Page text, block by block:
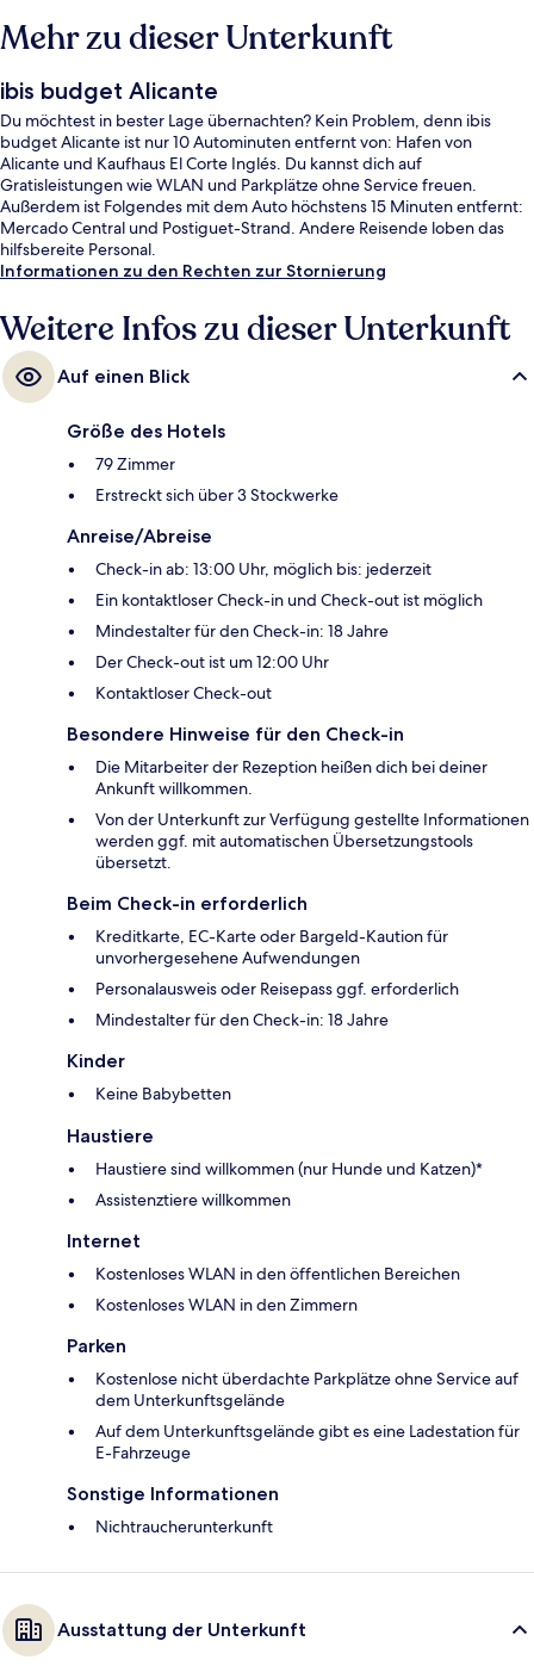
Mehr zu dieser Unterkunft
ibis budget Alicante
Du möchtest in bester Lage übernachten? Kein Problem, denn ibis
budget Alicante ist nur 10 Autominuten entfernt von: Hafen von
Alicante und Kaufhaus El Corte Inglés. Du kannst dich auf
Gratisleistungen wie WLAN und Parkplätze ohne Service freuen.
Außerdem ist Folgendes mit dem Auto höchstens 15 Minuten entfernt:
Mercado Central und Postiguet-Strand. Andere Reisende loben das
hilfsbereite Personal.
Informationen zu den Rechten zur Stornierung
Weitere Infos zu dieser Unterkunft
Auf einen Blick
Größe des Hotels
79 Zimmer
Erstreckt sich über 3 Stockwerke
Anreise/Abreise
Check-in ab: 13:00 Uhr, möglich bis: jederzeit
Ein kontaktloser Check-in und Check-out ist möglich
Mindestalter für den Check-in: 18 Jahre
Der Check-out ist um 12:00 Uhr
Kontaktloser Check-out
Besondere Hinweise für den Check-in
Die Mitarbeiter der Rezeption heißen dich bei deiner
Ankunft willkommen.
Von der Unterkunft zur Verfügung gestellte Informationen
werden ggf. mit automatischen Übersetzungstools
übersetzt.
Beim Check-in erforderlich
Kreditkarte, EC-Karte oder Bargeld-Kaution für
unvorhergesehene Aufwendungen
Personalausweis oder Reisepass ggf. erforderlich
Mindestalter für den Check-in: 18 Jahre
Kinder
Keine Babybetten
Haustiere
Haustiere sind willkommen (nur Hunde und Katzen)*
Assistenztiere willkommen
Internet
Kostenloses WLAN in den öffentlichen Bereichen
Kostenloses WLAN in den Zimmern
Parken
Kostenlose nicht überdachte Parkplätze ohne Service auf
dem Unterkunftsgelände
Auf dem Unterkunftsgelände gibt es eine Ladestation für
E-Fahrzeuge
Sonstige Informationen
Nichtraucherunterkunft
Ausstattung der Unterkunft